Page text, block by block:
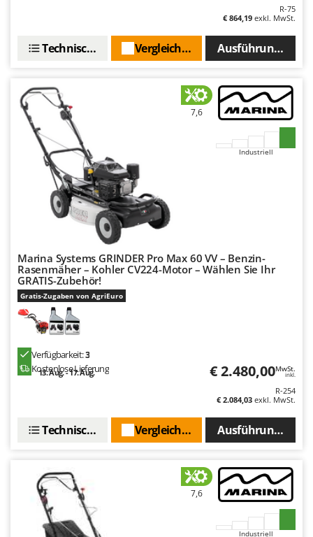
R-75
€ 864,19 exkl. MwSt.
Ausführungen(2)
Vergleichen Sie
Technische Daten
7,6
Industriell
Marina Systems GRINDER Pro Max 60 VV – Benzin-
Rasenmäher – Kohler CV224-Motor – Wählen Sie Ihr
GRATIS-Zubehör!
Gratis-Zugaben von AgriEuro
Verfügbarkeit:3
Kostenlose Lieferung
13. Aug. - 17. Aug. € 2.480,00MwSt.
inkl.
R-254
€ 2.084,03 exkl. MwSt.
Ausführungen(4)
Vergleichen Sie
Technische Daten
7,6
Industriell